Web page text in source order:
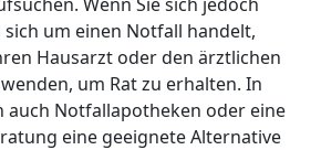
um einen Notfall handelt,
Hausarzt oder den ärztlichen
um Rat zu erhalten. In
auch Notfallapotheken oder eine
eine geeignete Alternative